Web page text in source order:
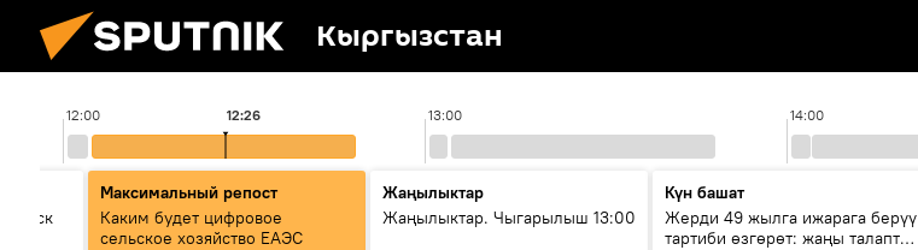
Кыргызстан
12:00 13:00 14:00
12:26
Максимальный репост
Каким будет цифровое
сельское хозяйство ЕАЭС
Жаңылыктар
Жаңылыктар. Чыгарылыш 13:00
Күн башат
Жерди 49 жылга ижарага берүү
тартиби өзгөрөт: жаңы талаптар